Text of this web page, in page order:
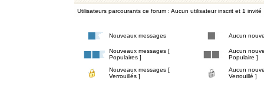
Utilisateurs parcourants ce forum : Aucun utilisateur inscrit et 1 invité
Nouveaux messages Aucun
Nouveaux messages [
Populaires ]
Aucun
Populaire ]
Nouveaux messages [
Verrouillés ]
Aucun
Verrouillé ]